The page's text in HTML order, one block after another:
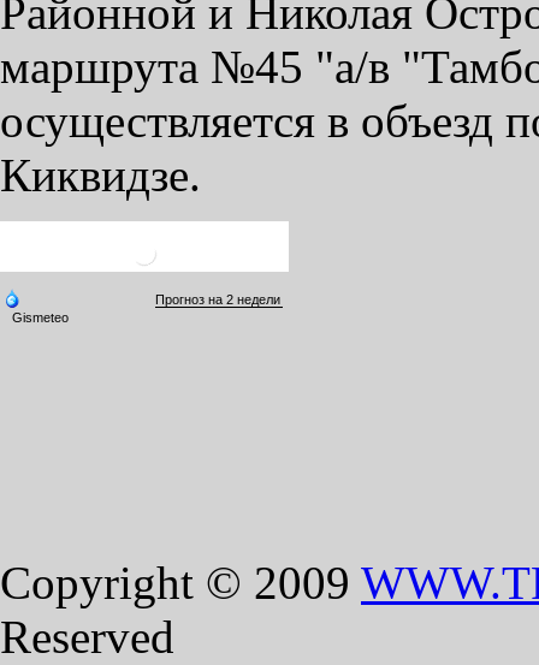
Районной и Николая
маршрута №45 "а/в
осуществляется в объезд
Киквидзе.
Copyright © 2009
Reserved